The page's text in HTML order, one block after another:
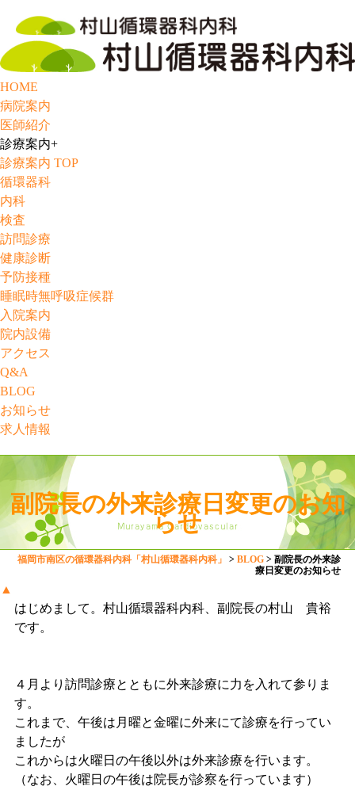
HOME
病院案内
医師紹介
診療案内+
診療案内 TOP
循環器科
内科
検査
訪問診療
健康診断
予防接種
睡眠時無呼吸症候群
入院案内
院内設備
アクセス
Q&A
BLOG
お知らせ
求人情報
副院長の外来診療日変更のお知
らせ
福岡市南区の循環器科内科「村山循環器科内科」 >BLOG >副院長の外来診
療日変更のお知らせ
▲
はじめまして。村山循環器科内科、副院長の村山 貴裕
です。
４月より訪問診療とともに外来診療に力を入れて参りま
す。
これまで、午後は月曜と金曜に外来にて診療を行ってい
ましたが
これからは火曜日の午後以外は外来診療を行います。
（なお、火曜日の午後は院長が診察を行っています）